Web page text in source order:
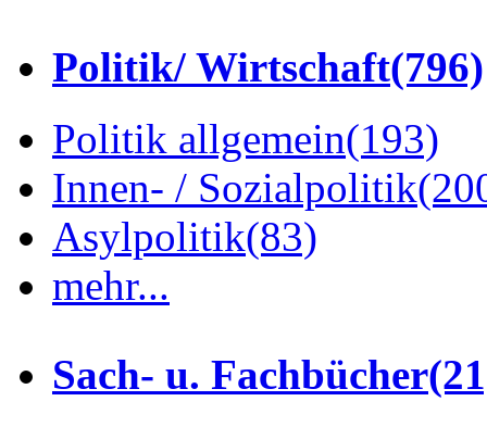
Politik/ Wirtschaft(796)
Politik allgemein(193)
Innen- / Sozialpolitik
Asylpolitik(83)
mehr...
Sach- u. Fachbücher